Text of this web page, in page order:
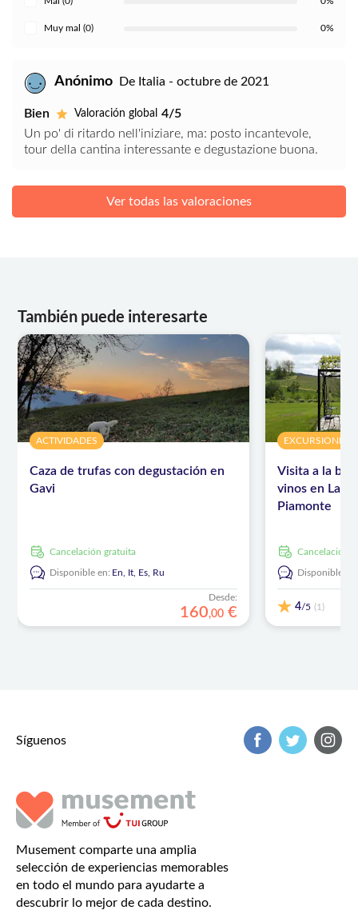
Muy mal (0) 0%
Anónimo De Italia - octubre de 2021
Bien Valoración global
4/5
Un po' di ritardo nell'iniziare, ma: posto incantevole,
tour della cantina interessante e degustazione buona.
Ver todas las valoraciones
También puede interesarte
ACTIVIDADES
Caza de trufas con degustación en
Gavi
cancelación gratuita
Disponible en: En, It, Es, Ru
Desde:
160,00 €
EXCURSIONES
Visita a la
vinos en La
Piamonte
cancelación
Disponible en:
4/5 (1)
Síguenos
Musement comparte una amplia
selección de experiencias memorables
en todo el mundo para ayudarte a
descubrir lo mejor de cada destino.